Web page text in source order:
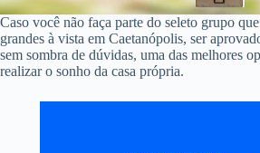
Caso você não faça parte do seleto grupo
grandes à vista em Caetanópolis, ser
sem sombra de dúvidas, uma das melhores
realizar o sonho da casa própria.